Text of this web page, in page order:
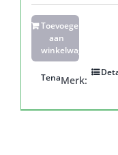
Toevoegen
aan
winkelwagen
Merk:
Tena